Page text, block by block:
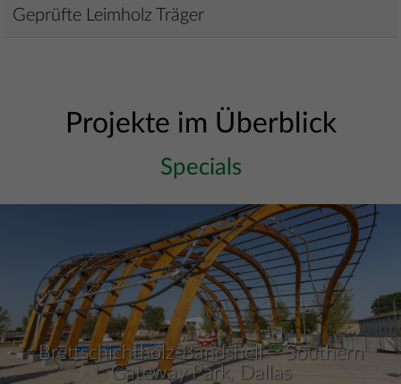
Geprüfte Leimholz Träger
Projekte im Überblick
Specials
Brettschichtholz-Bandshell – Southern
Gateway Park, Dallas